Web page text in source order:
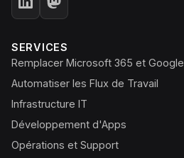
SERVICES
Remplacer Microsoft 365 et Google
Automatiser les Flux de Travail
Infrastructure IT
Développement d'Apps
Opérations et Support